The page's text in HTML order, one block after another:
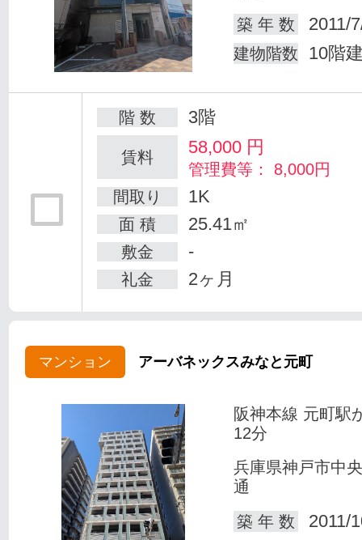
築 年 数
2011/
建物階数 10階
階 数 3階
賃料 58,000 円
管理費等： 8,000円
間取り
1K
面 積 25.41㎡
敷金 -
礼金 2ヶ月
マンション アーバネックスみなと元町
阪神本線 元町駅
12分
兵庫県神戸市中
通
築 年 数
2011/